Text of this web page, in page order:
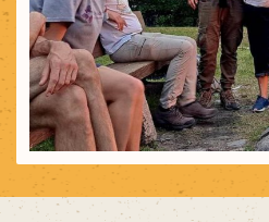
Découvrez aussi
Circuits moto
Forfaits spectacles
Cartes et brochures
Accueil de groupe
La Tuque et ses régions